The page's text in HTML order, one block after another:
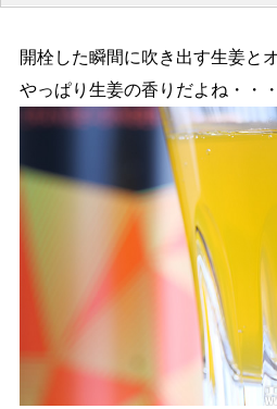
開栓した瞬間に吹き出す生姜と
やっぱり生姜の香りだよね・・・